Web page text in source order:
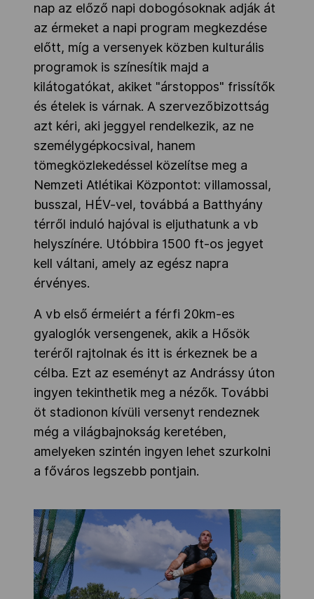
nap az előző napi dobogósoknak adják át
az érmeket a napi program megkezdése
előtt, míg a versenyek közben kulturális
programok is színesítik majd a
kilátogatókat, akiket "árstoppos" frissítők
és ételek is várnak. A szervezőbizottság
azt kéri, aki jeggyel rendelkezik, az ne
személygépkocsival, hanem
tömegközlekedéssel közelítse meg a
Nemzeti Atlétikai Központot: villamossal,
busszal, HÉV-vel, továbbá a Batthyány
térről induló hajóval is eljuthatunk a vb
helyszínére. Utóbbira 1500 ft-os jegyet
kell váltani, amely az egész napra
érvényes.
A vb első érmeiért a férfi 20km-es
gyaloglók versengenek, akik a Hősök
teréről rajtolnak és itt is érkeznek be a
célba. Ezt az eseményt az Andrássy úton
ingyen tekinthetik meg a nézők. További
öt stadionon kívüli versenyt rendeznek
még a világbajnokság keretében,
amelyeken szintén ingyen lehet szurkolni
a főváros legszebb pontjain.